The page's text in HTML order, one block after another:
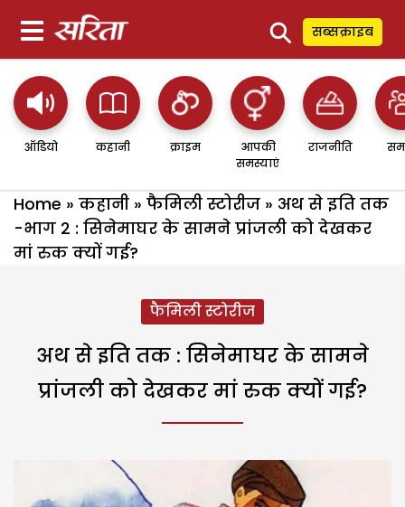
⚲ सब्सक्राइब
ऑडियो कहानी क्राइम
आपकी
समस्याएं
राजनीति
Home » कहानी » फैमिली स्टोरीज » अथ से इति तक
-भाग 2 : सिनेमाघर के सामने प्रांजली को देखकर
मां रुक क्यों गई?
फैमिली स्टोरीज
अथ से इति तक : सिनेमाघर के सामने
प्रांजली को देखकर मां रुक क्यों गई?